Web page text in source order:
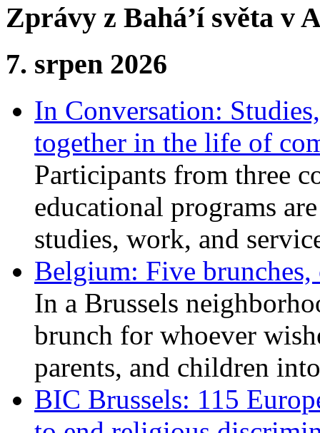
Zprávy z Bahá’í světa v
7. srpen 2026
In Conversation:
together in the life of
Participants from three
educational programs
studies, work, and
Belgium: Five
In a Brussels
brunch for whoever
parents, and children
BIC Brussels: 115